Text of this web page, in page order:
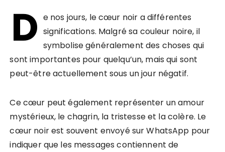
D e nos jours, le cœur noir a différentes
significations. Malgré sa couleur noire, il
symbolise généralement des choses qui
sont importantes pour quelqu’un, mais qui sont
peut-être actuellement sous un jour négatif.
Ce cœur peut également représenter un amour
mystérieux, le chagrin, la tristesse et la colère. Le
cœur noir est souvent envoyé sur WhatsApp pour
indiquer que les messages contiennent de